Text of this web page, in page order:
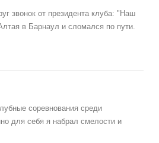
звонок от президента клуба: "Наш
в Барнаул и сломался по пути.
соревнования среди
для себя я набрал смелости и